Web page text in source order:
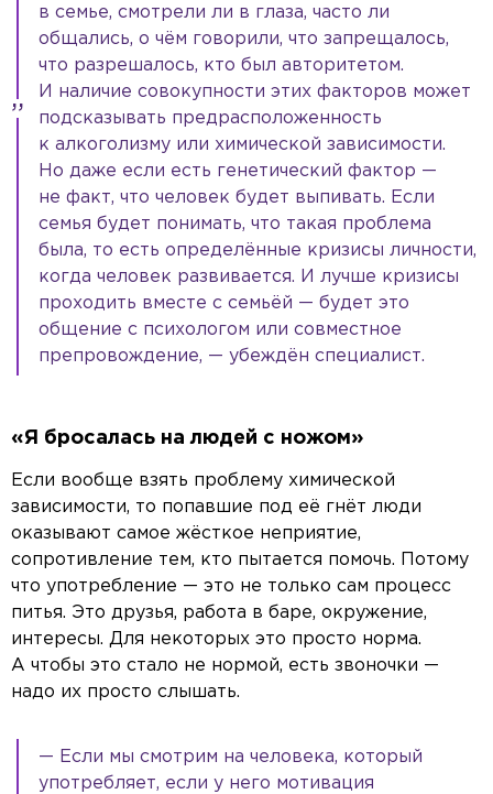
в семье, смотрели ли в глаза, часто ли
общались, о чём говорили, что запрещалось,
что разрешалось, кто был авторитетом.
И наличие совокупности этих факторов может
подсказывать предрасположенность
к алкоголизму или химической зависимости.
Но даже если есть генетический фактор —
не факт, что человек будет выпивать. Если
семья будет понимать, что такая проблема
была, то есть определённые кризисы личности,
когда человек развивается. И лучше кризисы
проходить вместе с семьёй — будет это
общение с психологом или совместное
препровождение, — убеждён специалист.
«Я бросалась на людей с ножом»
Если вообще взять проблему химической
зависимости, то попавшие под её гнёт люди
оказывают самое жёсткое неприятие,
сопротивление тем, кто пытается помочь. Потому
что употребление — это не только сам процесс
питья. Это друзья, работа в баре, окружение,
интересы. Для некоторых это просто норма.
А чтобы это стало не нормой, есть звоночки —
надо их просто слышать.
— Если мы смотрим на человека, который
употребляет, если у него мотивация